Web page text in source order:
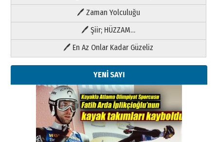
🖊 Zaman Yolculuğu
🖊 Şiir; HÜZZAM…
🖊 En Az Onlar Kadar Güzeliz
YENİ SAYI